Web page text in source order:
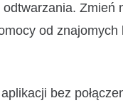
Zmień
od
bez